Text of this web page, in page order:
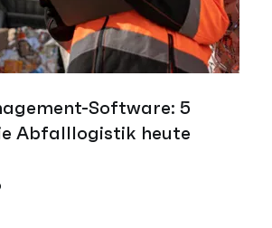
Software: 5
Abfalllogistik heute